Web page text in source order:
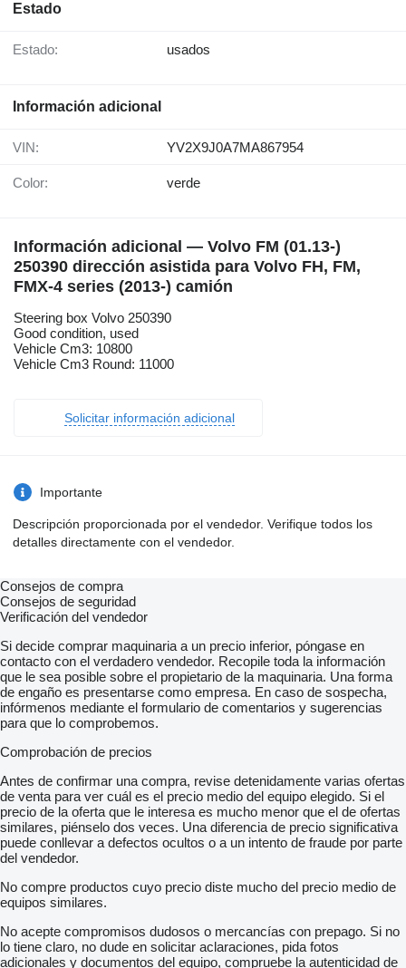
Estado
Estado: usados
Información adicional
VIN: YV2X9J0A7MA867954
Color: verde
Información adicional — Volvo FM (01.13-)
250390 dirección asistida para Volvo FH, FM,
FMX-4 series (2013-) camión
Steering box Volvo 250390
Good condition, used
Vehicle Cm3: 10800
Vehicle Cm3 Round: 11000
Solicitar información adicional
Importante
Descripción proporcionada por el vendedor. Verifique todos los
detalles directamente con el vendedor.
Consejos de compra
Consejos de seguridad
Verificación del vendedor
Si decide comprar maquinaria a un precio inferior, póngase en
contacto con el verdadero vendedor. Recopile toda la información
que le sea posible sobre el propietario de la maquinaria. Una forma
de engaño es presentarse como empresa. En caso de sospecha,
infórmenos mediante el formulario de comentarios y sugerencias
para que lo comprobemos.
Comprobación de precios
Antes de confirmar una compra, revise detenidamente varias ofertas
de venta para ver cuál es el precio medio del equipo elegido. Si el
precio de la oferta que le interesa es mucho menor que el de ofertas
similares, piénselo dos veces. Una diferencia de precio significativa
puede conllevar a defectos ocultos o a un intento de fraude por parte
del vendedor.
No compre productos cuyo precio diste mucho del precio medio de
equipos similares.
No acepte compromisos dudosos o mercancías con prepago. Si no
lo tiene claro, no dude en solicitar aclaraciones, pida fotos
adicionales y documentos del equipo, compruebe la autenticidad de